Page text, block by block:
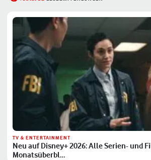
TV & ENTERTAINMENT
Neu auf Disney+ 2026: Alle Serien- und
Monatsüberbl…